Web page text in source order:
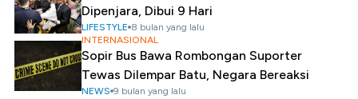
Dipenjara, Dibui 9 Hari
LIFESTYLE 8 bulan yang lalu
INTERNASIONAL
Sopir Bus Bawa Rombongan Suporter
Tewas Dilempar Batu, Negara Bereaksi
NEWS 9 bulan yang lalu